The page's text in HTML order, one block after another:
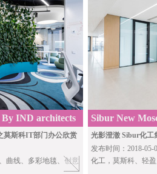
IND architects
莫斯科IT部门办公欣赏
曲线、多彩地毯、创意
Sibur New
光影澄澈 Sibur化工
发布时间：2018-05-
化工 ，莫斯科、轻